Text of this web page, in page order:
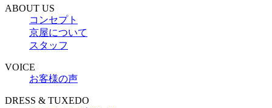
ABOUT US
コンセプト
京屋について
スタッフ
VOICE
お客様の声
DRESS & TUXEDO